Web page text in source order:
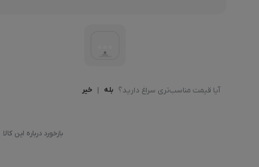
آیا قیمت مناسب‌تری سراغ دارید؟ بله | خیر
بازخورد درباره این کالا